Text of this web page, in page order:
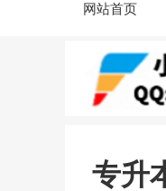
网站首页
专升